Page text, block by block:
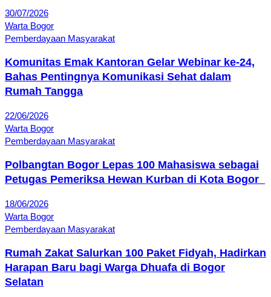
30/07/2026
Warta Bogor
Pemberdayaan Masyarakat
Komunitas Emak Kantoran Gelar Webinar ke‑24,
Bahas Pentingnya Komunikasi Sehat dalam
Rumah Tangga
22/06/2026
Warta Bogor
Pemberdayaan Masyarakat
Polbangtan Bogor Lepas 100 Mahasiswa sebagai
Petugas Pemeriksa Hewan Kurban di Kota Bogor
18/06/2026
Warta Bogor
Pemberdayaan Masyarakat
Rumah Zakat Salurkan 100 Paket Fidyah, Hadirkan
Harapan Baru bagi Warga Dhuafa di Bogor
Selatan